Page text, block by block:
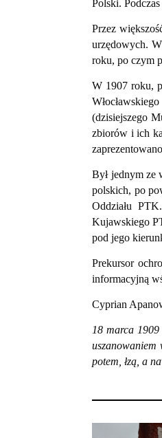
Polski.
Przez
urzędowych.
roku, po czym
W 1907 roku,
(dzisiejszego
zbiorów i ich
Był jednym ze
polskich, po
Oddziału
Kujawskiego
pod jego
Prekursor
informacyjną
Cyprian
18 marca
uszanowaniem
potem, łzą, a